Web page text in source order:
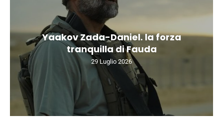
Yaakov Zada-Daniel. la forza
tranquilla di Fauda
29 Luglio 2026